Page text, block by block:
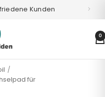
Kunden
0
für